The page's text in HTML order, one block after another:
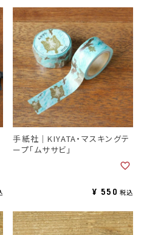
手紙社｜KIYATA・マスキングテ
ープ「ムササビ」
¥ 550 税込